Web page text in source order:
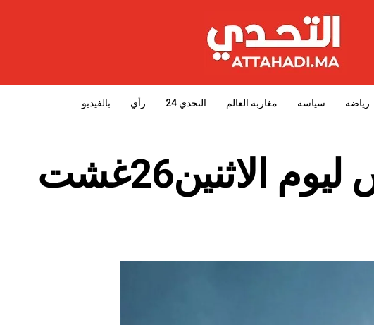
رياضة سياسة مغاربة العالم التحدي 24 رأي بالفيديو
الاثنين26غشت